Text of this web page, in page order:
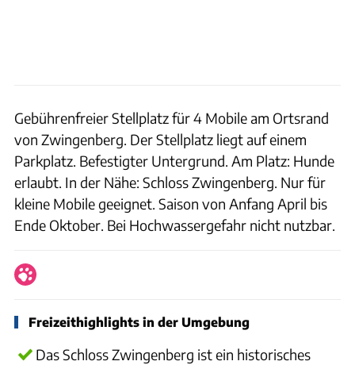
Gebührenfreier Stellplatz für 4 Mobile am Ortsrand
von Zwingenberg. Der Stellplatz liegt auf einem
Parkplatz. Befestigter Untergrund. Am Platz: Hunde
erlaubt. In der Nähe: Schloss Zwingenberg. Nur für
kleine Mobile geeignet. Saison von Anfang April bis
Ende Oktober. Bei Hochwassergefahr nicht nutzbar.
Freizeithighlights in der Umgebung
Das Schloss Zwingenberg ist ein historisches